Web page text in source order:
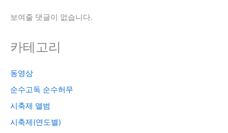
보여줄 댓글이 없습니다.
카테고리
동영상
순수고독 순수허무
시축제 앨범
시축제(연도별)